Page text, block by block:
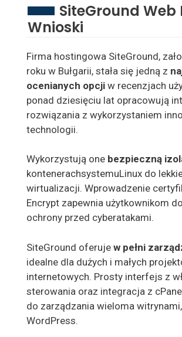
SiteGround Web
Wnioski
Firma hostingowa SiteGround,
roku w Bułgarii, stała się jedną z
ocenianych opcji w recenzjach
ponad dziesięciu lat opracowują
rozwiązania z wykorzystaniem
technologii.
Wykorzystują one bezpieczną
kontenerachsystemuLinux do
wirtualizacji. Wprowadzenie
Encrypt zapewnia użytkownikom
ochrony przed cyberatakami.
SiteGround oferuje w pełni
idealne dla dużych i małych
internetowych. Prosty interfejs z
sterowania oraz integracja z
do zarządzania wieloma
WordPress.